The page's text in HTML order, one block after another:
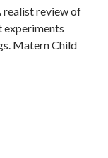
realist review of
experiments
Matern Child